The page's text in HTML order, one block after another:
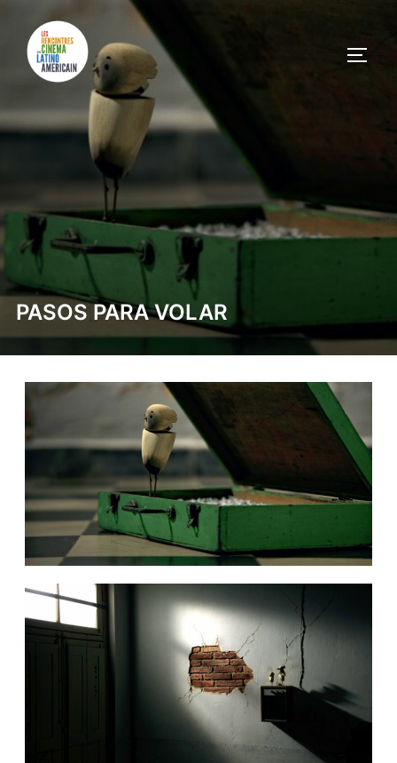
PASOS PARA VOLAR